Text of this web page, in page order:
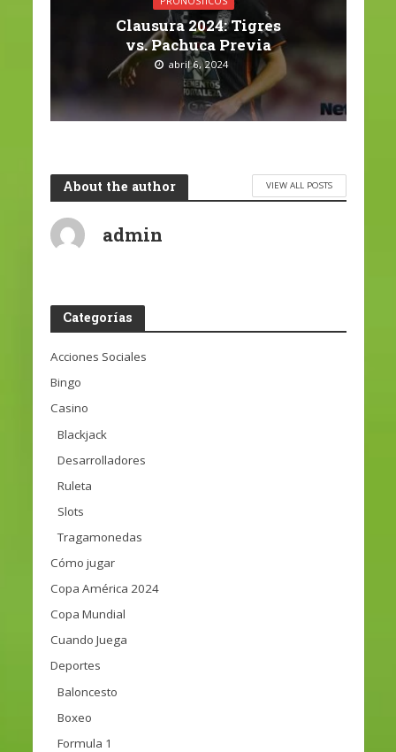
Clausura 2024: Tigres
vs. Pachuca Previa
abril 6, 2024
About the author VIEW ALL POSTS
admin
Categorías
Acciones Sociales
Bingo
Casino
Blackjack
Desarrolladores
Ruleta
Slots
Tragamonedas
Cómo jugar
Copa América 2024
Copa Mundial
Cuando Juega
Deportes
Baloncesto
Boxeo
Formula 1